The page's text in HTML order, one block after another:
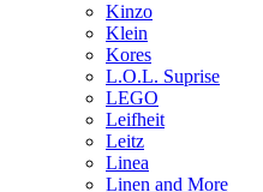
Kinzo
Klein
Kores
L.O.L. Suprise
LEGO
Leifheit
Leitz
Linea
Linen and More